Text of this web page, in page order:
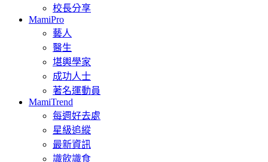
校長分享
MamiPro
藝人
醫生
堪輿學家
成功人士
著名運動員
MamiTrend
每週好去處
星級追縱
最新資訊
識飲識食